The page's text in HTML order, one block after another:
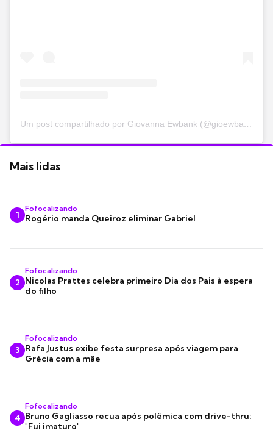
Um post compartilhado por Giovanna Ewbank (@gioewbank)
Mais lidas
1
Fofocalizando
Rogério manda Queiroz eliminar Gabriel
2
Fofocalizando
Nicolas Prattes celebra primeiro Dia dos Pais à espera
do filho
3
Fofocalizando
Rafa Justus exibe festa surpresa após viagem para
Grécia com a mãe
4
Fofocalizando
Bruno Gagliasso recua após polêmica com drive-thru:
"Fui imaturo"